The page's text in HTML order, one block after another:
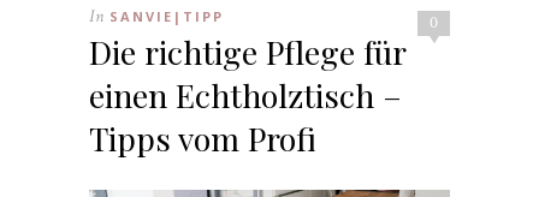
0
In SANVIE|TIPP
Die richtige Pflege für
einen Echtholztisch –
Tipps vom Profi